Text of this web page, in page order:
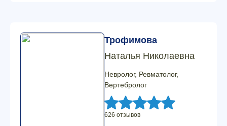
Трофимова
Наталья Николаевна
Невролог, Ревматолог,
Вертебролог
626 отзывов